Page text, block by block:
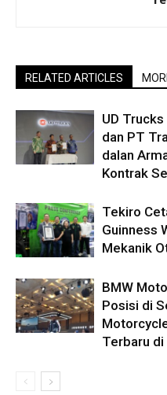
RELATED ARTICLES
UD
dan PT
dalan
Kontrak
Tekiro
Guinness
Mekanik
BMW
Posisi di
Terbaru di